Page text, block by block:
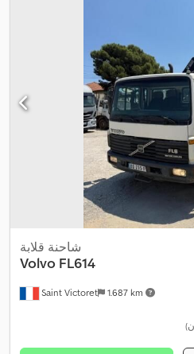
Saint Victoret 1.687 km
شاحنة قلابة
Volvo FL614